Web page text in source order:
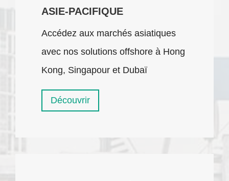
ASIE-PACIFIQUE
Accédez aux marchés asiatiques
avec nos solutions offshore à Hong
Kong, Singapour et Dubaï
Découvrir